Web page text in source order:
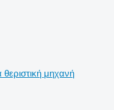
θεριστική μηχανή